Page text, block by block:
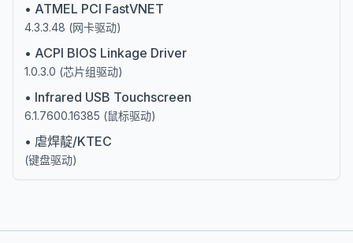
• ATMEL PCI FastVNET
4.3.3.48 (网卡驱动)
• ACPI BIOS Linkage Driver
1.0.3.0 (芯片组驱动)
• Infrared USB Touchscreen
6.1.7600.16385 (鼠标驱动)
• 虐焊靛/KTEC
(键盘驱动)